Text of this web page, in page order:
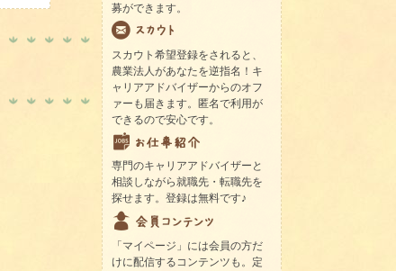
募ができます。
スカウト希望登録をされると、
農業法人があなたを逆指名！キ
ャリアアドバイザーからのオフ
ァーも届きます。匿名で利用が
できるので安心です。
専門のキャリアアドバイザーと
相談しながら就職先・転職先を
探せます。登録は無料です♪
「マイページ」には会員の方だ
けに配信するコンテンツも。定